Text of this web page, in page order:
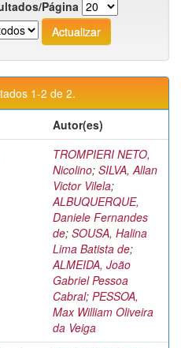
Página
1-2 de 2.
Autor(es)
TROMPIERI NETO,
Nicolino; SILVA, Allan
Victor Vilela;
ALBUQUERQUE,
Daniele Fernandes
de; SOUSA, Halina
Lima Batista de;
ALMEIDA, João
Gabriel Pessoa
Cabral; PESSOA,
Max William Oliveira
da Veiga